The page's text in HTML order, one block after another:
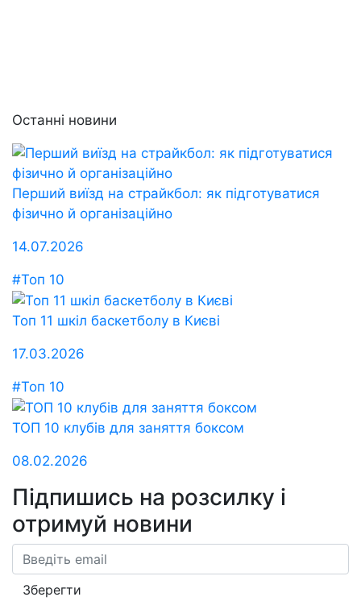
Останні новини
Перший виїзд на страйкбол: як підготуватися
фізично й організаційно
14.07.2026
#Топ 10
Топ 11 шкіл баскетболу в Києві
17.03.2026
#Топ 10
ТОП 10 клубів для заняття боксом
08.02.2026
Підпишись на розсилку і
отримуй новини
Email
Зберегти